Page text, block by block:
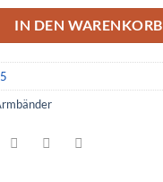
IN DEN WARENKORB